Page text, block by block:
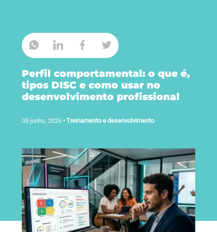
Perfil comportamental: o que é,
tipos DISC e como usar no
desenvolvimento profissional
05 junho, 2026 • Treinamento e desenvolvimento